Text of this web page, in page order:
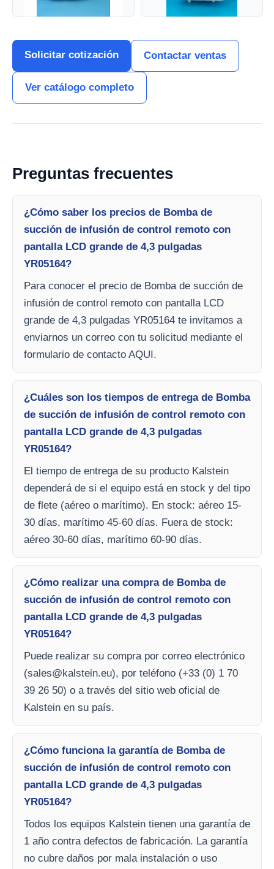
Solicitar cotización Contactar ventas
Ver catálogo completo
Preguntas frecuentes
¿Cómo saber los precios de Bomba de
succión de infusión de control remoto con
pantalla LCD grande de 4,3 pulgadas
YR05164?
Para conocer el precio de Bomba de succión de
infusión de control remoto con pantalla LCD
grande de 4,3 pulgadas YR05164 te invitamos a
enviarnos un correo con tu solicitud mediante el
formulario de contacto AQUI.
¿Cuáles son los tiempos de entrega de Bomba
de succión de infusión de control remoto con
pantalla LCD grande de 4,3 pulgadas
YR05164?
El tiempo de entrega de su producto Kalstein
dependerá de si el equipo está en stock y del tipo
de flete (aéreo o marítimo). En stock: aéreo 15-
30 días, marítimo 45-60 días. Fuera de stock:
aéreo 30-60 días, marítimo 60-90 días.
¿Cómo realizar una compra de Bomba de
succión de infusión de control remoto con
pantalla LCD grande de 4,3 pulgadas
YR05164?
Puede realizar su compra por correo electrónico
(sales@kalstein.eu), por teléfono (+33 (0) 1 70
39 26 50) o a través del sitio web oficial de
Kalstein en su país.
¿Cómo funciona la garantía de Bomba de
succión de infusión de control remoto con
pantalla LCD grande de 4,3 pulgadas
YR05164?
Todos los equipos Kalstein tienen una garantía de
1 año contra defectos de fabricación. La garantía
no cubre daños por mala instalación o uso